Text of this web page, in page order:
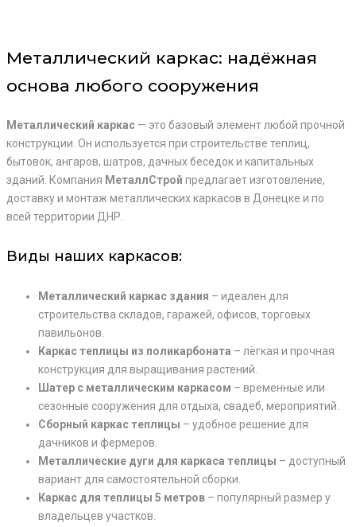
Металлический каркас: надёжная
основа любого сооружения
Металлический каркас — это базовый элемент любой прочной
конструкции. Он используется при строительстве теплиц,
бытовок, ангаров, шатров, дачных беседок и капитальных
зданий. Компания МеталлСтрой предлагает изготовление,
доставку и монтаж металлических каркасов в Донецке и по
всей территории ДНР.
Виды наших каркасов:
Металлический каркас здания – идеален для
строительства складов, гаражей, офисов, торговых
павильонов.
Каркас теплицы из поликарбоната – лёгкая и прочная
конструкция для выращивания растений.
Шатер с металлическим каркасом – временные или
сезонные сооружения для отдыха, свадеб, мероприятий.
Сборный каркас теплицы – удобное решение для
дачников и фермеров.
Металлические дуги для каркаса теплицы – доступный
вариант для самостоятельной сборки.
Каркас для теплицы 5 метров – популярный размер у
владельцев участков.